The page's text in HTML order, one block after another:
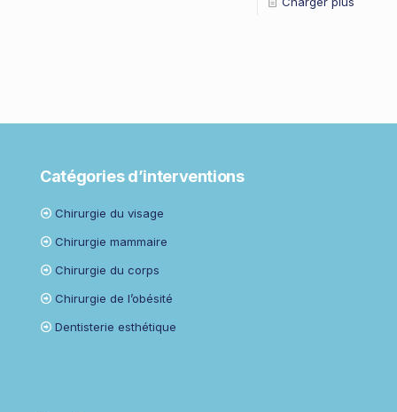
Catégories d’interventions
Chirurgie du visage
Chirurgie mammaire
Chirurgie du corps
Chirurgie de l’obésité
Dentisterie esthétique